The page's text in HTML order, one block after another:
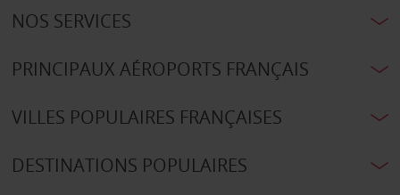
NOS SERVICES
PRINCIPAUX AÉROPORTS FRANÇAIS
VILLES POPULAIRES FRANÇAISES
DESTINATIONS POPULAIRES